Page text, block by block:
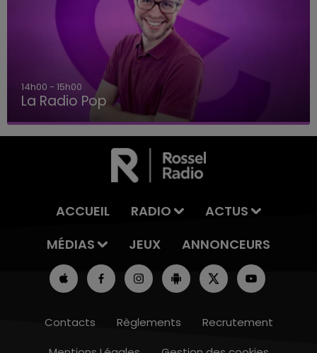
14h00 - 15h00
La Radio Pop
ACCUEIL RADIO
ACTUS
MÉDIAS
JEUX ANNONCEURS
Contacts Règlements
Recrutement